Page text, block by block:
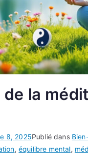
la
8, 2025Publié dans
, équilibre mental,